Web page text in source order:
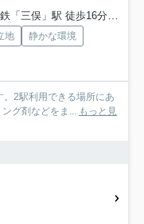
鉄「三俣」駅 徒歩16分
地
静かな環境
2駅利用できる場所にあ
グ剤などをま...
もっと見